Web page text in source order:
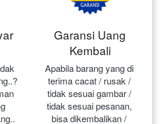
Garansi Uang
Kembali
Apabila barang yang di
terima cacat / rusak /
tidak sesuai gambar /
tidak sesuai pesanan,
bisa dikembalikan /